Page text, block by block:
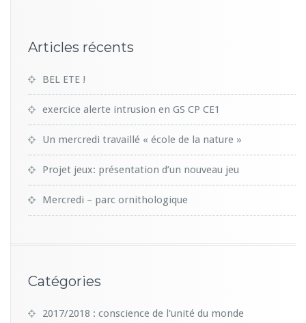
Articles récents
BEL ETE !
exercice alerte intrusion en GS CP CE1
Un mercredi travaillé « école de la nature »
Projet jeux: présentation d’un nouveau jeu
Mercredi – parc ornithologique
Catégories
2017/2018 : conscience de l'unité du monde